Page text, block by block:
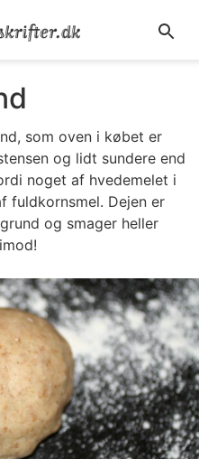
som oven i købet er
og lidt sundere end
noget af hvedemelet i
fuldkornsmel. Dejen er
og smager heller